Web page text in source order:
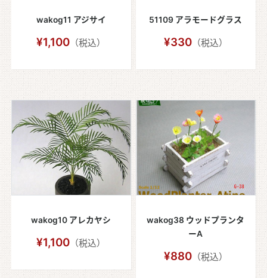
wakog11 アジサイ
¥1,100 （税込）
51109 アラモードグラス
¥330（税込）
wakog10 アレカヤシ
¥1,100 （税込）
wakog38 ウッドプランタ
ーA
¥880（税込）